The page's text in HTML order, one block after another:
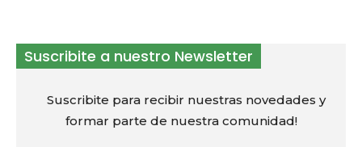
Suscribite a nuestro Newsletter
Suscribite para recibir nuestras novedades y
formar parte de nuestra comunidad!